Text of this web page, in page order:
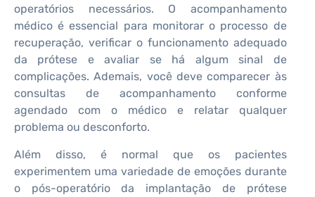
operatórios necessários. O acompanhamento
médico é essencial para monitorar o processo de
recuperação, verificar o funcionamento adequado
da prótese e avaliar se há algum sinal de
complicações. Ademais, você deve comparecer às
consultas de acompanhamento conforme
agendado com o médico e relatar qualquer
problema ou desconforto.
Além disso, é normal que os pacientes
experimentem uma variedade de emoções durante
o pós-operatório da implantação de prótese